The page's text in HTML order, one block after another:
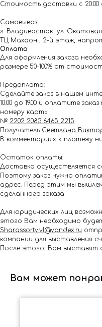
Стоимость доставки с 20:00
Самовывоз:
г. Владивосток, ул.
ТЦ Махаон , 2-й этаж,
Оплата
Для оформления заказа
размере 50-100% от
Предоплата:
Сделайте заказ в нашем
10.00 до 19.00 и оплатите
номеру карты
№ 2202 2083 6465 2215.
Получатель Светлана
В комментариях к платежу
Остаток оплаты:
Доставка осуществляется
Поэтому заказ нужно
адрес. Перед этим мы
сделанного заказа
Для юридических лиц
этого Вам необходимо
Shar.assorty.vl@yandex.ru
компании для выставления
После этого, Вам
Вам может